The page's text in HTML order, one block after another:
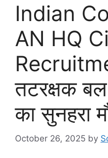
Indian
AN HQ
तटरक्षक बल
का सुनहरा
October 26, 2025 by